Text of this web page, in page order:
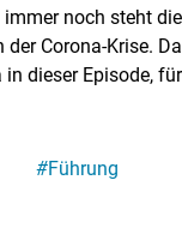
noch steht die
Corona-Krise.
dieser Episode, für
#Führung